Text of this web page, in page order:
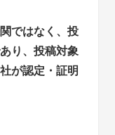
ではなく、投
り、投稿対象
が認定・証明